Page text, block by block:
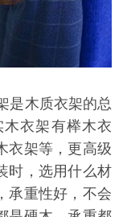
木质衣架的总
衣架有榉木衣
衣架等，更高级
时，选用什么材
承重性好，不会